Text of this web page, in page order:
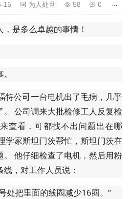
15 为人处世 58 0
是多么卓越的事情！
特公司一台电机出了毛病，几乎
公司调来大批检修工人反复检
查看，可都找不出问题出在哪
学家斯坦门茨帮忙，斯坦门茨在
。 他仔细检查了电机，然后用粉
，对工作人员说：
处把里面的线圈减少16圈。”